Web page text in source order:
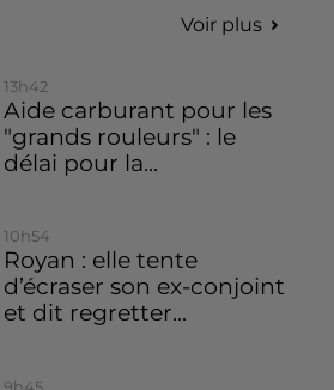
Voir plus
13h42
Aide carburant pour les
"grands rouleurs" : le
délai pour la...
10h54
Royan : elle tente
d’écraser son ex-conjoint
et dit regretter...
9h45